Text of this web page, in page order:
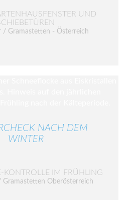
UND
/ Gramastetten - Österreich
NACH DEM
WINTER
KONTROLLE IM FRÜHLING
Gramastetten Oberösterreich